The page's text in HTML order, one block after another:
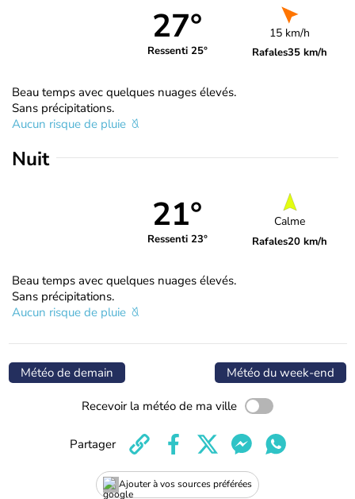
27°
Ressenti 25°
15 km/h
Rafales35 km/h
Beau temps avec quelques nuages élevés.
Sans précipitations.
Aucun risque de pluie
Nuit
21°
Ressenti 23°
Calme
Rafales20 km/h
Beau temps avec quelques nuages élevés.
Sans précipitations.
Aucun risque de pluie
Météo de demain Météo du week-end
Recevoir la météo de ma ville
Ajouter à vos sources préférées
Partager